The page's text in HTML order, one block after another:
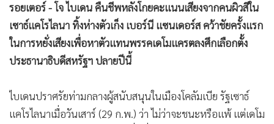
• Special Scoop
• เศรษฐกิจ-ธุรกิจ
• จีน
• ชุมชน-คุณภาพชีวิต
•
Motoring
รอยเตอร์ - โจ ไบเดน คืนชีพหลังโกยคะแนนเสียงจากคนผิวสีใน
เซาธ์แคโรไลนา ทิ้งห่างตัวเก็ง เบอร์นี แซนเดอร์ส คว้าชัยครั้งแรก
ในการหยั่งเสียงเพื่อหาตัวแทนพรรคเดโมแครตลงศึกเลือกตั้ง
ประธานาธิบดีสหรัฐฯ ปลายปีนี้
ไบเดนปราศรัยท่ามกลางผู้สนับสนุนในเมืองโคลัมเบีย รัฐเซาธ์
แคโรไลนาเมื่อวันเสาร์ (29 ก.พ.) ว่า ไม่ว่าจะชนะหรือแพ้ แต่เดโม